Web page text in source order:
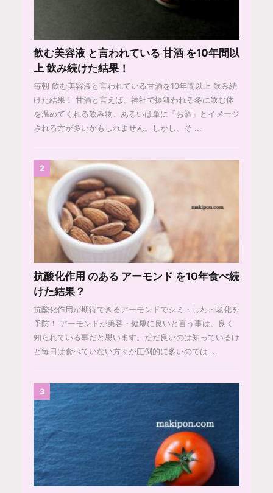
飲む美容液 と言われている 甘酒 を10年間以
上 飲み続けた結果！
毎朝 飲む美容液と言われている甘酒を10年間以上 飲み続
けた結果！ 甘酒と言えば、神社で振舞われる冬に飲む体
を温めてくれる飲み物、あるいは単に「お酒」とイメージ
される方が多いかもしれません。しかし、そ ...
2
抗酸化作用 のある アーモンド を10年食べ続
けた結果？
抗酸化作用が期待できるアーモンドでシミ・しわ・老化を
予防！ アーモンドが美容・健康に良いと言う事は、良く
知られている事だと思います。だだ良いのは知っているけ
ど毎日は食べていない方々が圧倒的に多いのでは ...
3